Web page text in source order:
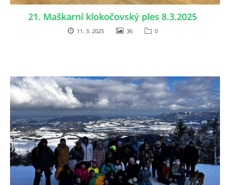
21. Maškarní klokočovský ples 8.3.2025
11. 3. 2025 36 0